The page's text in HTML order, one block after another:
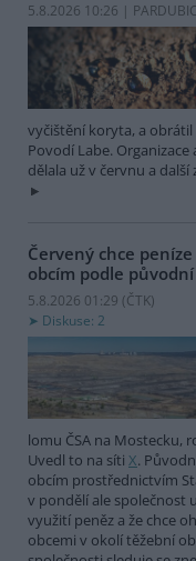
5.8.2026 10:26 |
vyčištění koryta, a
Povodí Labe.
dělala už v červnu a
Červený chce
obcím podle
5.8.2026 01:29 (ČTK)
Diskuse: 2
lomu ČSA na Mostecku,
Uvedl to na síti X.
obcím prostřednictvím
v pondělí ale společnost
využití peněz a že chce
obcemi v okolí těžební